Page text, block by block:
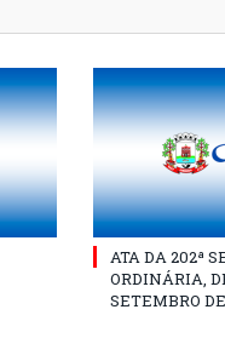
ATA DA 202ª
ORDINÁRIA,
SETEMBRO